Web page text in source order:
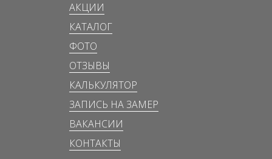
АКЦИИ
КАТАЛОГ
ФОТО
ОТЗЫВЫ
КАЛЬКУЛЯТОР
ЗАПИСЬ НА ЗАМЕР
ВАКАНСИИ
КОНТАКТЫ